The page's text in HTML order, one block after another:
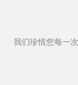
我们珍惜您每一